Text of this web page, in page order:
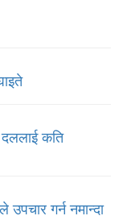
दललाई कति
उपचार गर्न नमान्दा